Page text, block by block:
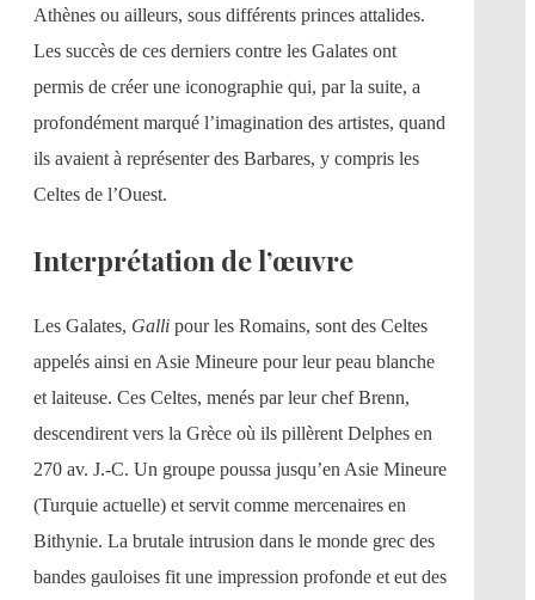
Athènes ou ailleurs, sous différents princes attalides.
Les succès de ces derniers contre les Galates ont
permis de créer une iconographie qui, par la suite, a
profondément marqué l’imagination des artistes, quand
ils avaient à représenter des Barbares, y compris les
Celtes de l’Ouest.
Interprétation de l’œuvre
Les Galates, Galli pour les Romains, sont des Celtes
appelés ainsi en Asie Mineure pour leur peau blanche
et laiteuse. Ces Celtes, menés par leur chef Brenn,
descendirent vers la Grèce où ils pillèrent Delphes en
270 av. J.-C. Un groupe poussa jusqu’en Asie Mineure
(Turquie actuelle) et servit comme mercenaires en
Bithynie. La brutale intrusion dans le monde grec des
bandes gauloises fit une impression profonde et eut des